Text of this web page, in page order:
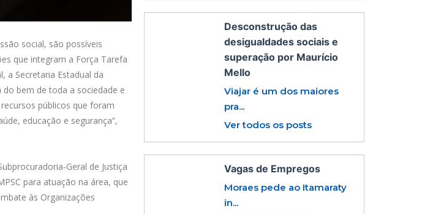
social, são possíveis
que integram a Força Tarefa
a Secretaria Estadual da
do bem de toda a sociedade e
públicos que foram
educação e segurança”,
Geral de Justiça
para atuação na área, que
às Organizações
Desconstrução das
desigualdades sociais e
superação por Maurício
Mello
Viajar é um dos maiores
pra...
Ver todos os posts
Vagas de Empregos
Moraes pede ao Itamaraty
in...